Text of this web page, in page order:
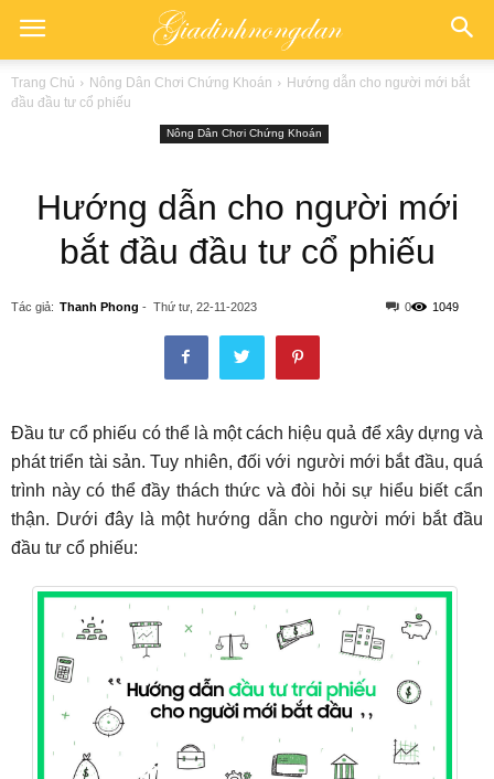
Trang Chủ Nông Dân Chơi Chứng Khoán
Hướng dẫn cho người mới bắt
đầu đầu tư cổ phiếu
Nông Dân Chơi Chứng Khoán
Hướng dẫn cho người mới
bắt đầu đầu tư cổ phiếu
Tác giả: Thanh Phong - Thứ tư, 22-11-2023 1049
0
Đầu tư cổ phiếu có thể là một cách hiệu quả để xây dựng và
phát triển tài sản. Tuy nhiên, đối với người mới bắt đầu, quá
trình này có thể đầy thách thức và đòi hỏi sự hiểu biết cẩn
thận. Dưới đây là một hướng dẫn cho người mới bắt đầu
đầu tư cổ phiếu: